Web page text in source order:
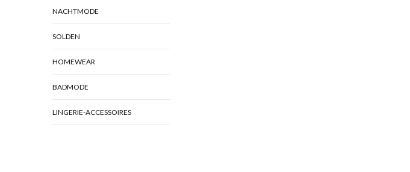
NACHTMODE
SOLDEN
HOMEWEAR
BADMODE
LINGERIE-ACCESSOIRES